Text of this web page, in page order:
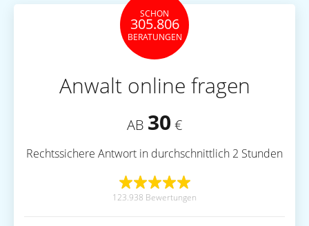
SCHON
305.806
BERATUNGEN
Anwalt online fragen
AB 30 €
Rechtssichere Antwort in durchschnittlich 2 Stunden
123.938 Bewertungen